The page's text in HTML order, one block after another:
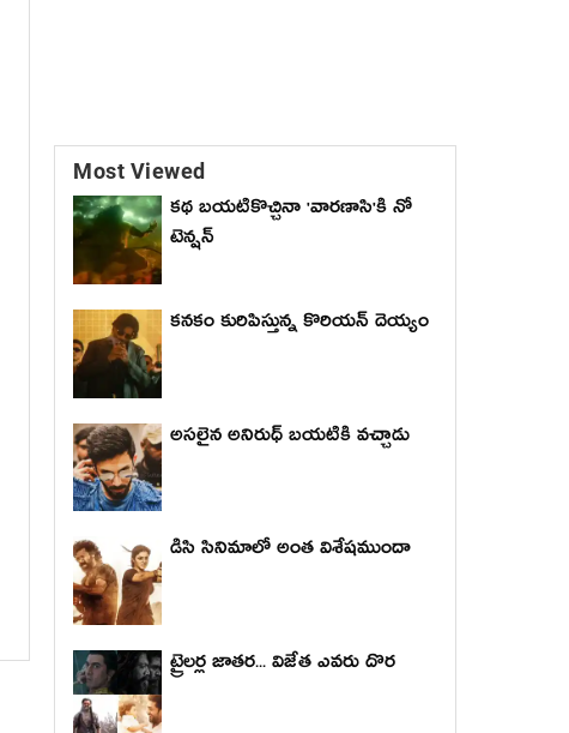
Most Viewed
కథ బయటికొచ్చినా 'వారణాసి'కి నో
టెన్షన్
కనకం కురిపిస్తున్న కొరియన్ దెయ్యం
అసలైన అనిరుధ్ బయటికి వచ్చాడు
డిసి సినిమాలో అంత విశేషముందా
ట్రైలర్ల జాతర... విజేత ఎవరు దొర